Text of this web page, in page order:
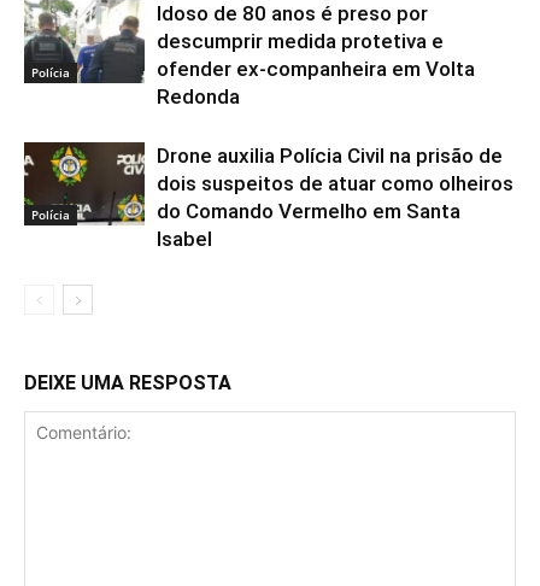
Polícia
Idoso de 80 anos é preso por
descumprir medida protetiva e
ofender ex-companheira em Volta
Redonda
Polícia
Drone auxilia Polícia Civil na prisão de
dois suspeitos de atuar como olheiros
do Comando Vermelho em Santa
Isabel
DEIXE UMA RESPOSTA